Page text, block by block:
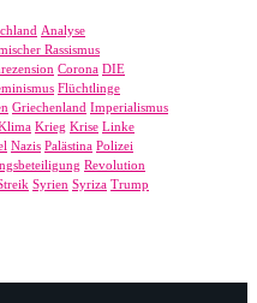
Analyse
Rassismus
Corona DIE
Flüchtlinge
Griechenland Imperialismus
Krieg Krise Linke
Nazis Palästina Polizei
Revolution
Syrien Syriza Trump